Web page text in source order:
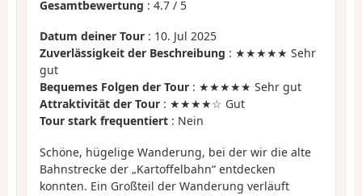
Gesamtbewertung : 4.7 / 5
Datum deiner Tour : 10. Jul 2025
Zuverlässigkeit der Beschreibung : ★★★★★ Sehr
gut
Bequemes Folgen der Tour : ★★★★★ Sehr gut
Attraktivität der Tour : ★★★★☆ Gut
Tour stark frequentiert : Nein
Schöne, hügelige Wanderung, bei der wir die alte
Bahnstrecke der „Kartoffelbahn“ entdecken
konnten. Ein Großteil der Wanderung verläuft